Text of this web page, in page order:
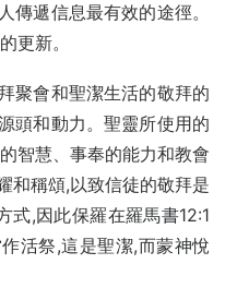
傳遞信息最有效的途徑。
更新。
聚會和聖潔生活的敬拜的
頭和動力。聖靈所使用的
智慧、事奉的能力和教會
和稱頌,以致信徒的敬拜是
式,因此保羅在羅馬書12:1
活祭,這是聖潔,而蒙神悅